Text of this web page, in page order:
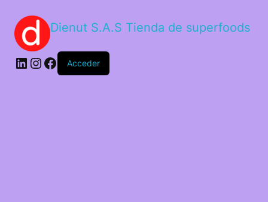
Dienut S.A.S Tienda de superfoods
Acceder